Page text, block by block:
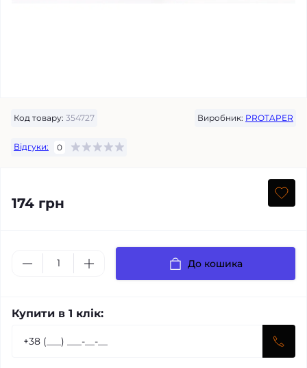
Код товару: 354727 Виробник: PROTAPER
Відгуки: 0
174 грн
До кошика
Купити в 1 клік: